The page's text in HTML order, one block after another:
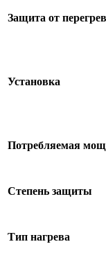
Защита от
Установка
Потребляемая
Степень защиты
Тип нагрева